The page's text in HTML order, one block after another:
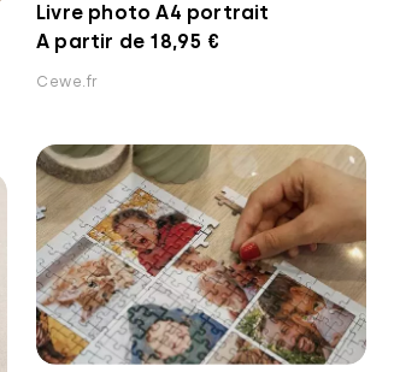
Livre photo A4 portrait
A partir de 18,95 €
Cewe.fr